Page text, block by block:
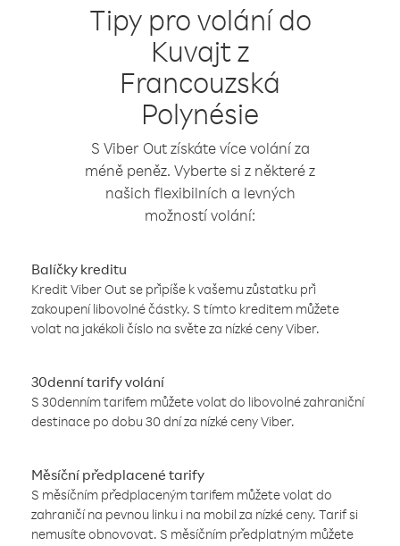
Tipy pro volání do
Kuvajt z
Francouzská
Polynésie
S Viber Out získáte více volání za
méně peněz. Vyberte si z některé z
našich flexibilních a levných
možností volání:
Balíčky kreditu
Kredit Viber Out se připíše k vašemu zůstatku při
zakoupení libovolné částky. S tímto kreditem můžete
volat na jakékoli číslo na světe za nízké ceny Viber.
30denní tarify volání
S 30denním tarifem můžete volat do libovolné zahraniční
destinace po dobu 30 dní za nízké ceny Viber.
Měsíční předplacené tarify
S měsíčním předplaceným tarifem můžete volat do
zahraničí na pevnou linku i na mobil za nízké ceny. Tarif si
nemusíte obnovovat. S měsíčním předplatným můžete